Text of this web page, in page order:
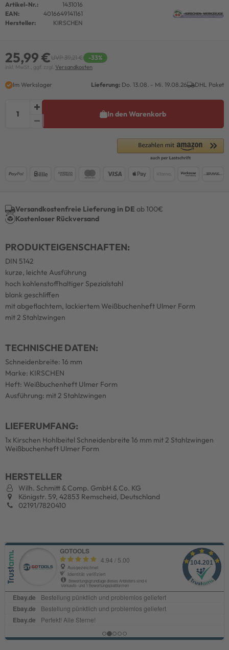
Artikel-Nr.:
1431016
EAN:
4016649141161
Hersteller:
KIRSCHEN
25,99 €UVP 39,21 € -33%
inkl. MwSt., ggf. zzgl. Versandkosten
Im Werkslager Lieferung: Do. 13.08. - Mi. 19.08.26 DHL Paket
In den Warenkorb
Versandkostenfreie Lieferung in DE ab 100€
Kostenloser Rückversand
PRODUKTEIGENSCHAFTEN:
DIN 5142
kurze, leichte Ausführung
hoch kohlenstoffhaltiger Spezialstahl
blank geschliffen
mit abgeflachtem, lackiertem Weißbuchenheft Ulmer Form
mit 2 Stahlzwingen
TECHNISCHE DATEN:
Schneidenbreite: 16 mm
Marke: KIRSCHEN
Heft: Weißbuchenheft Ulmer Form
Ausführung: mit 2 Stahlzwingen
LIEFERUMFANG:
1x Kirschen Hohlbeitel Schneidenbreite 16 mm mit 2 Stahlzwingen
Weißbuchenheft Ulmer Form
HERSTELLER
Wilh. Schmitt & Comp. GmbH & Co. KG
Königstr. 59, 42853 Remscheid, Deutschland
02191/7820410